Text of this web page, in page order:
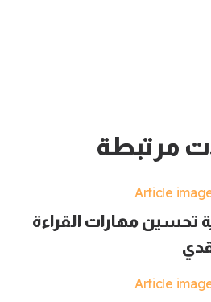
مرتبطة
تحسين مهارات القراءة